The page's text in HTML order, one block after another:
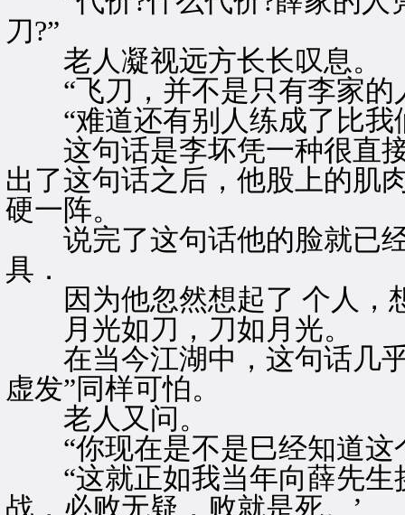
刀?”
老人凝视远方长长叹息。
“飞刀，并不是只有李家的
“难道还有别人练成了比我
这句话是李坏凭一种很直接
出了这句话之后，他股上的肌
硬一阵。
说完了这句话他的脸就已经
具．
因为他忽然想起了 个人，
月光如刀，刀如月光。
在当今江湖中，这句话几乎
虚发”同样可怕。
老人又问。
“你现在是不是巳经知道这
“这就正如我当年向薛先生
战，必败无疑，败就是死。’